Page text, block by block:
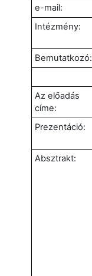
e-mail:
Intézmény:
Bemutatkozó:
Az előadás
címe:
Prezentáció:
Absztrakt: